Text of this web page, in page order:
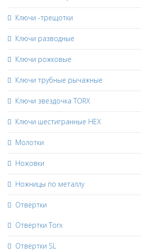
Ключи -трещотки
Ключи разводные
Ключи рожковые
Ключи трубные рычажные
Ключи звёздочка TORX
Ключи шестигранные HEX
Молотки
Ножовки
Ножницы по металлу
Отвёртки
Отвёртки Torx
Отвёртки SL